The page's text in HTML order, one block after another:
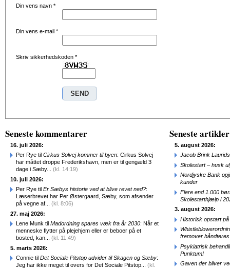
Din vens navn *
Din vens e-mail *
Skriv sikkerhedskoden *
Seneste kommentarer
16. juli 2026:
Per Rye til Cirkus Solvej kommer til byen: Cirkus Solvej
har måttet droppe Frederikshavn, men er til gengæld 3
dage i Sæby... (kl. 14:19)
10. juli 2026:
Per Rye til Er Sæbys historie ved at blive revet ned?:
Læserbrevet har Per Østergaard, Sæby, som afsender
på vegne af... (kl. 8:06)
27. maj 2026:
Lene Munk til Madordning spares væk fra år 2030: Når et
menneske flytter på plejehjem eller er beboer på et
bosted, kan... (kl. 11:49)
5. marts 2026:
Connie til Det Sociale Pitstop udvider til Skagen og Sæby:
Jeg har ikke meget til overs for Det Sociale Pitstop... (kl.
Seneste artikler
5. august 2026:
Jacob Brink
Skolestart – husk
Nordjyske Bank
kunder
Flere end 1.000
Skolestarthjælp i
3. august 2026:
Historisk opstart
fremover
Psykiatrisk
Punktum!
Gaven der bliver